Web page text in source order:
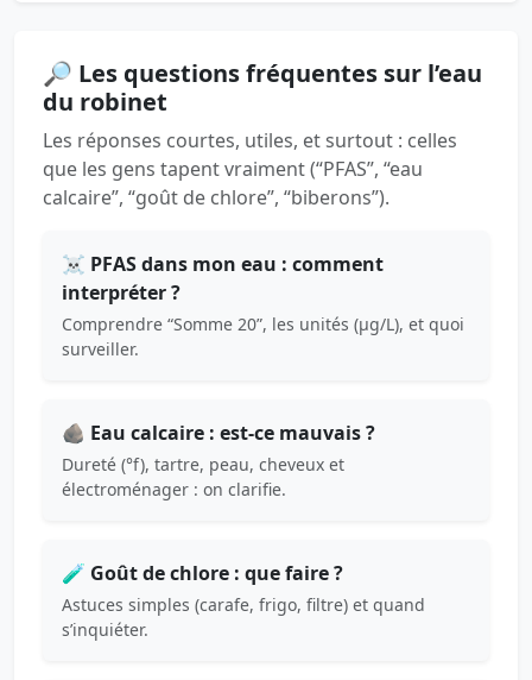
🔎 Les questions fréquentes sur l’eau
du robinet
Les réponses courtes, utiles, et surtout : celles
que les gens tapent vraiment (“PFAS”, “eau
calcaire”, “goût de chlore”, “biberons”).
☠️ PFAS dans mon eau : comment
interpréter ?
Comprendre “Somme 20”, les unités (µg/L), et quoi
surveiller.
🪨 Eau calcaire : est-ce mauvais ?
Dureté (°f), tartre, peau, cheveux et
électroménager : on clarifie.
🧪 Goût de chlore : que faire ?
Astuces simples (carafe, frigo, filtre) et quand
s’inquiéter.